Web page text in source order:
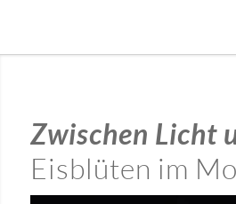
Zwischen Licht
Eisblüten im